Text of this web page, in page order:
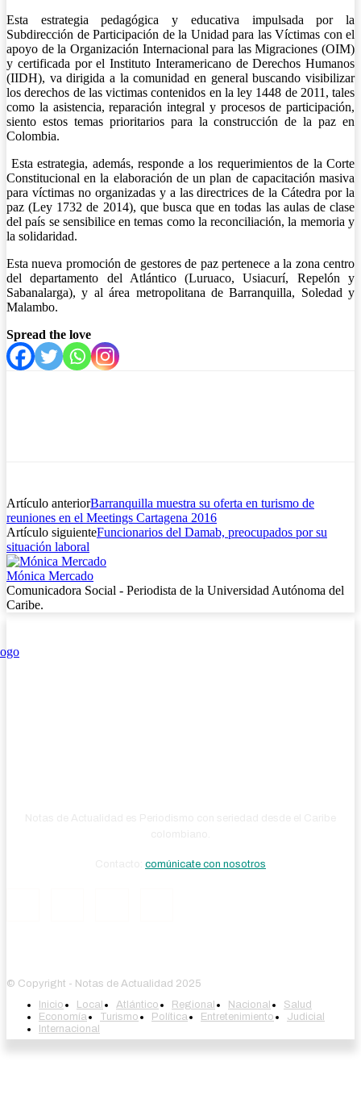
Esta estrategia pedagógica y educativa impulsada por la
Subdirección de Participación de la Unidad para las Víctimas con el
apoyo de la Organización Internacional para las Migraciones (OIM)
y certificada por el Instituto Interamericano de Derechos Humanos
(IIDH), va dirigida a la comunidad en general buscando visibilizar
los derechos de las victimas contenidos en la ley 1448 de 2011, tales
como la asistencia, reparación integral y procesos de participación,
siento estos temas prioritarios para la construcción de la paz en
Colombia.
Esta estrategia, además, responde a los requerimientos de la Corte
Constitucional en la elaboración de un plan de capacitación masiva
para víctimas no organizadas y a las directrices de la Cátedra por la
paz (Ley 1732 de 2014), que busca que en todas las aulas de clase
del país se sensibilice en temas como la reconciliación, la memoria y
la solidaridad.
Esta nueva promoción de gestores de paz pertenece a la zona centro
del departamento del Atlántico (Luruaco, Usiacurí, Repelón y
Sabanalarga), y al área metropolitana de Barranquilla, Soledad y
Malambo.
Spread the love
Artículo anteriorBarranquilla muestra su oferta en turismo de
reuniones en el Meetings Cartagena 2016
Artículo siguienteFuncionarios del Damab, preocupados por su
situación laboral
Mónica Mercado
Comunicadora Social - Periodista de la Universidad Autónoma del
Caribe.
comúnicate con nosotros
© Copyright - Notas de Actualidad 2025
Inicio
Local Atlántico Regional Nacional
Salud
Economía
Turismo Política Entretenimiento
Judicial
Internacional